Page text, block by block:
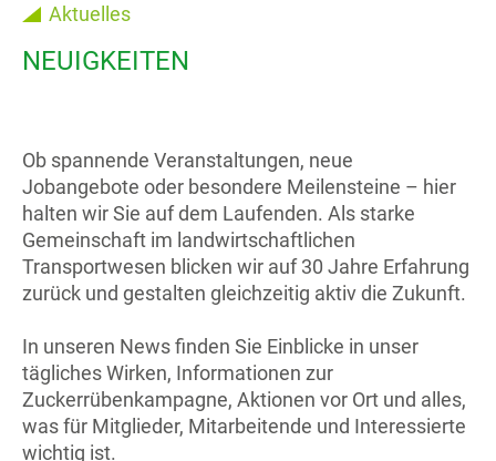
Aktuelles
NEUIGKEITEN
Ob spannende Veranstaltungen, neue
Jobangebote oder besondere Meilensteine – hier
halten wir Sie auf dem Laufenden. Als starke
Gemeinschaft im landwirtschaftlichen
Transportwesen blicken wir auf 30 Jahre Erfahrung
zurück und gestalten gleichzeitig aktiv die Zukunft.
In unseren News finden Sie Einblicke in unser
tägliches Wirken, Informationen zur
Zuckerrübenkampagne, Aktionen vor Ort und alles,
was für Mitglieder, Mitarbeitende und Interessierte
wichtig ist.